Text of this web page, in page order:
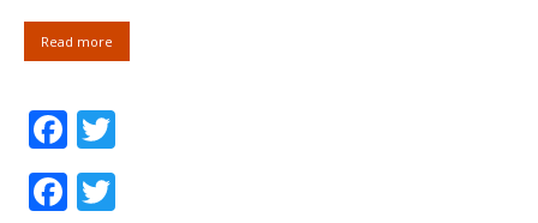
Read more
Facebook
Facebook